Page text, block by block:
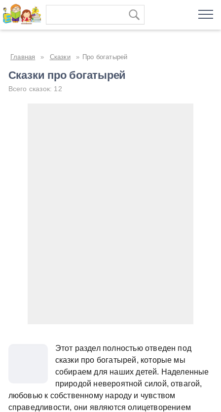
Главная » Сказки » Про богатырей
Сказки про богатырей
Всего сказок: 12
Этот раздел полностью отведен под
сказки про богатырей, которые мы
собираем для наших детей. Наделенные
природой невероятной силой, отвагой,
любовью к собственному народу и чувством
справедливости, они являются олицетворением